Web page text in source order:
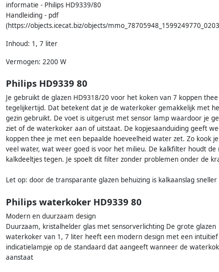
informatie - Philips HD9339/80
Handleiding - pdf
(https://objects.icecat.biz/objects/
Inhoud: 1, 7 liter
Vermogen: 2200 W
Philips HD9339 80
Je gebruikt de glazen HD9318/20 voor het koken van 7 koppen thee
tegelijkertijd. Dat betekent dat je de waterkoker gemakkelijk met
gezin gebruikt. De voet is uitgerust met sensor lamp waardoor je
ziet of de waterkoker aan of uitstaat. De kopjesaanduiding geeft
koppen thee je met een bepaalde hoeveelheid water zet. Zo kook
veel water, wat weer goed is voor het milieu. De kalkfilter houdt de
kalkdeeltjes tegen. Je spoelt dit filter zonder problemen onder de
Let op: door de transparante glazen behuizing is kalkaanslag sneller
Philips waterkoker HD9339 80
Modern en duurzaam design
Duurzaam, kristalhelder glas met sensorverlichting De grote glazen
waterkoker van 1, 7 liter heeft een modern design met een
indicatielampje op de standaard dat aangeeft wanneer de
aanstaat